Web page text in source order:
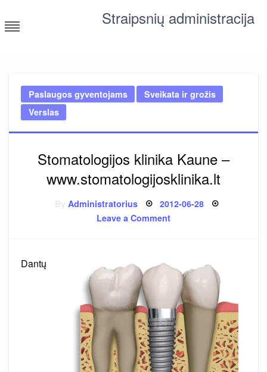
to
content
Straipsnių administracija
Paslaugos gyventojams
Sveikata ir grožis
Verslas
Stomatologijos klinika Kaune –
www.stomatologijosklinika.lt
Administratorius Posted
on
2012-06-28
Leave a Commenton
Stomatologijos
Dantų